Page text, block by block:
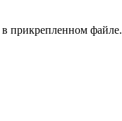
прикрепленном файле.